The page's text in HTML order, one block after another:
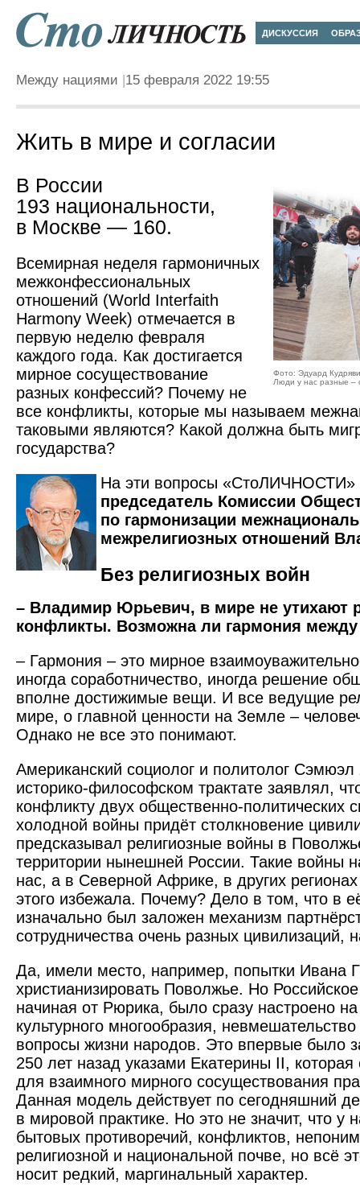
ДИСКУССИЯ
Между нациями 15 февраля 2022 19:55
Жить в мире и согласии
Фото: Эдуард
Люди у нас разные –
В России
193 национальности,
в Москве — 160.
Всемирная неделя гармоничных
межконфессиональных
отношений (World Interfaith
Harmony Week) отмечается в
первую неделю февраля
каждого года. Как достигается
мирное сосуществование
разных конфессий? Почему не
все конфликты, которые мы называем
таковыми являются? Какой должна быть
государства?
На эти вопросы «СтоЛИЧНОСТИ»
председатель Комиссии
по гармонизации
межрелигиозных отношений
Без религиозных войн
– Владимир Юрьевич, в мире не утихают
конфликты. Возможна ли гармония
– Гармония – это мирное
иногда соработничество, иногда решение
вполне достижимые вещи. И все ведущие
мире, о главной ценности на Земле –
Однако не все это понимают.
Американский социолог и политолог Сэмюэл
историко-философском трактате заявлял,
конфликту двух общественно-политических
холодной войны придёт столкновение
предсказывал религиозные войны в
территории нынешней России. Такие войны
нас, а в Северной Африке, в других
этого избежала. Почему? Дело в том, что в
изначально был заложен механизм
сотрудничества очень разных цивилизаций,
Да, имели место, например, попытки Ивана
христианизировать Поволжье. Но Российское
начиная от Рюрика, было сразу настроено
культурного многообразия,
вопросы жизни народов. Это впервые было
250 лет назад указами Екатерины II,
для взаимного мирного сосуществования
Данная модель действует по сегодняшний
в мировой практике. Но это не значит, что у
бытовых противоречий, конфликтов,
религиозной и национальной почве, но всё
носит редкий, маргинальный характер.